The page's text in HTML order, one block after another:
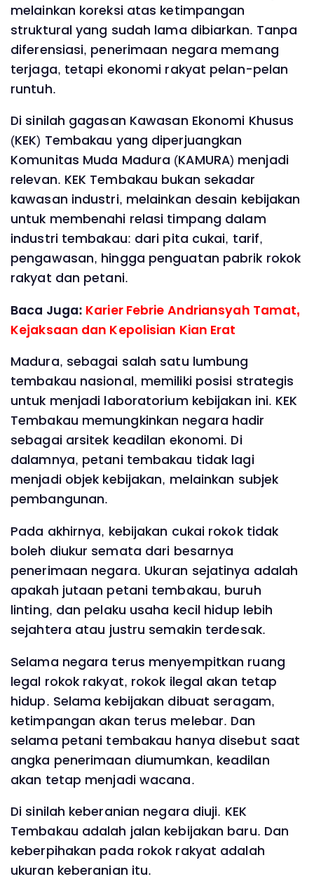
melainkan koreksi atas ketimpangan
struktural yang sudah lama dibiarkan. Tanpa
diferensiasi, penerimaan negara memang
terjaga, tetapi ekonomi rakyat pelan-pelan
runtuh.
Di sinilah gagasan Kawasan Ekonomi Khusus
(KEK) Tembakau yang diperjuangkan
Komunitas Muda Madura (KAMURA) menjadi
relevan. KEK Tembakau bukan sekadar
kawasan industri, melainkan desain kebijakan
untuk membenahi relasi timpang dalam
industri tembakau: dari pita cukai, tarif,
pengawasan, hingga penguatan pabrik rokok
rakyat dan petani.
Baca Juga: Karier Febrie Andriansyah Tamat,
Kejaksaan dan Kepolisian Kian Erat
Madura, sebagai salah satu lumbung
tembakau nasional, memiliki posisi strategis
untuk menjadi laboratorium kebijakan ini. KEK
Tembakau memungkinkan negara hadir
sebagai arsitek keadilan ekonomi. Di
dalamnya, petani tembakau tidak lagi
menjadi objek kebijakan, melainkan subjek
pembangunan.
Pada akhirnya, kebijakan cukai rokok tidak
boleh diukur semata dari besarnya
penerimaan negara. Ukuran sejatinya adalah
apakah jutaan petani tembakau, buruh
linting, dan pelaku usaha kecil hidup lebih
sejahtera atau justru semakin terdesak.
Selama negara terus menyempitkan ruang
legal rokok rakyat, rokok ilegal akan tetap
hidup. Selama kebijakan dibuat seragam,
ketimpangan akan terus melebar. Dan
selama petani tembakau hanya disebut saat
angka penerimaan diumumkan, keadilan
akan tetap menjadi wacana.
Di sinilah keberanian negara diuji. KEK
Tembakau adalah jalan kebijakan baru. Dan
keberpihakan pada rokok rakyat adalah
ukuran keberanian itu.